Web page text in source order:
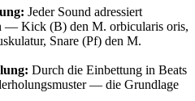
Jeder Sound adressiert
— Kick (B) den M. orbicularis oris,
Snare (Pf) den M.
Durch die Einbettung in Beats
— die Grundlage